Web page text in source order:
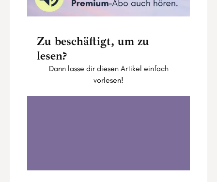
Zu beschäftigt, um zu
lesen?
Dann lasse dir diesen Artikel einfach
vorlesen!